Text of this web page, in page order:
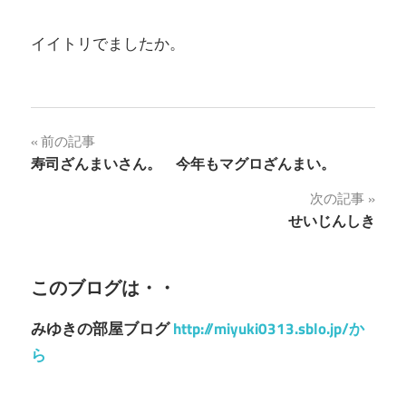
イイトリでましたか。
投
稿
ゲ
ー
シ
前の記事
寿司ざんまいさん。 今年もマグロざんまい。
次の記事
せいじんしき
このブログは・・
みゆきの部屋ブログhttp://miyuki0313.sblo.jp/か
ら